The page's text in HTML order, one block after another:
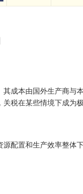
成本由国外生产商与
税在某些情境下成为
配置和生产效率整体